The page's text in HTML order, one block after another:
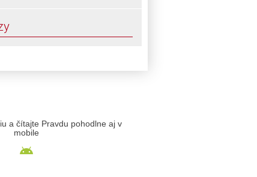
a čítajte Pravdu pohodlne aj v
mobile